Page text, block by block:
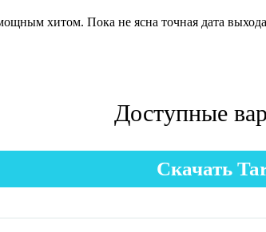
хитом. Пока не ясна точная дата
Доступные
Скачать